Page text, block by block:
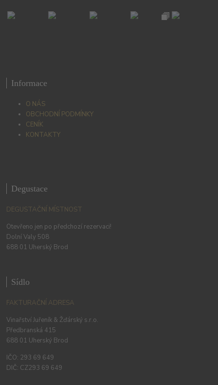
Informace
O NÁS
OBCHODNÍ PODMÍNKY
CENÍK
KONTAKTY
Degustace
DEGUSTAČNÍ MÍSTNOST
Otevřeno jen po předchozí rezervaci!
Dolní Valy 508
688 01 Uherský Brod
Sídlo
FAKTURAČNÍ ADRESA
Vinařství Juřeník & Žďárský s.r.o.
Předbranská 415
688 01 Uherský Brod
IČO: 293 69 649
DIČ: CZ293 69 649